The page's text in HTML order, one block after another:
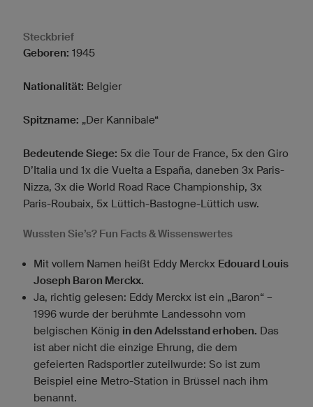
Steckbrief
Geboren: 1945
Nationalität: Belgier
Spitzname: „Der Kannibale“
Bedeutende Siege: 5x die Tour de France, 5x den Giro
D’Italia und 1x die Vuelta a España, daneben 3x Paris-
Nizza, 3x die World Road Race Championship, 3x
Paris-Roubaix, 5x Lüttich-Bastogne-Lüttich usw.
Wussten Sie’s? Fun Facts & Wissenswertes
Mit vollem Namen heißt Eddy Merckx Edouard Louis
Joseph Baron Merckx.
Ja, richtig gelesen: Eddy Merckx ist ein „Baron“ –
1996 wurde der berühmte Landessohn vom
belgischen König in den Adelsstand erhoben. Das
ist aber nicht die einzige Ehrung, die dem
gefeierten Radsportler zuteilwurde: So ist zum
Beispiel eine Metro-Station in Brüssel nach ihm
benannt.